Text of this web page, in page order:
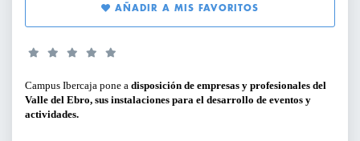
ARTÍCULOS Y VÍDEOS
PERFILES:
PARA GERENTES, DIRECTIVOS Y
RESPONSABLES DE ÁREA
AÑADIR A MIS FAVORITOS
Campus Ibercaja pone a disposición de empresas y profesionales del
Valle del Ebro, sus instalaciones para el desarrollo de eventos y
actividades.